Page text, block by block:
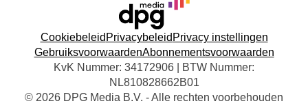
Cookiebeleid Privacybeleid Privacy instellingen
GebruiksvoorwaardenAbonnementsvoorwaarden
KvK Nummer: 34172906 | BTW Nummer:
NL810828662B01
© 2026 DPG Media B.V. - Alle rechten voorbehouden